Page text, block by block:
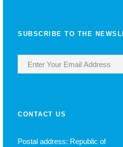
SUBSCRIBE TO THE
CONTACT US
Postal address: Republic of